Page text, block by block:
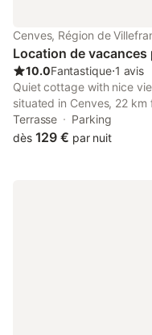
Cenves, Région de
Location de
10.0Fantastique⋅1 avis
Quiet cottage with nice
situated in Cenves, 22 km
km from Mâcon-La Salle
Golf Course.
Terrasse
Parking
dès 129 € par nuit